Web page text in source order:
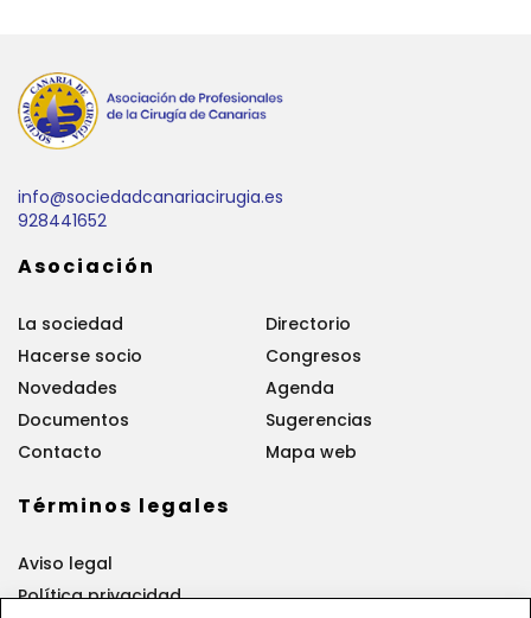
info@sociedadcanariacirugia.es
928441652
Asociación
La sociedad
Directorio
Hacerse socio
Congresos
Novedades
Agenda
Documentos
Sugerencias
Contacto
Mapa web
Términos legales
Aviso legal
Política privacidad